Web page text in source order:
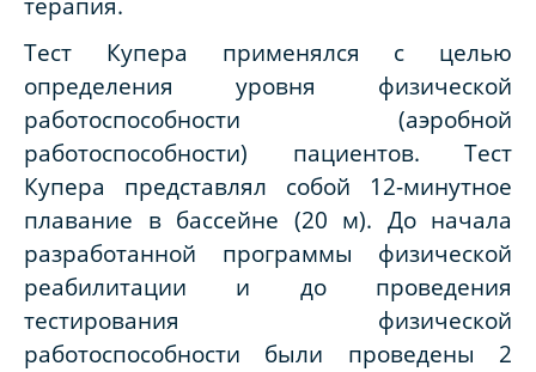
Тест Купера применялся с целью
определения уровня физической
работоспособности (аэробной
работоспособности) пациентов. Тест
Купера представлял собой 12-минутное
плавание в бассейне (20 м). До начала
разработанной программы физической
реабилитации и до проведения
тестирования физической
работоспособности были проведены 2